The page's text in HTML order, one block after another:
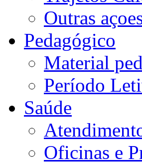
Outras
Pedagógico
Material
Período
Saúde
Oficinas e